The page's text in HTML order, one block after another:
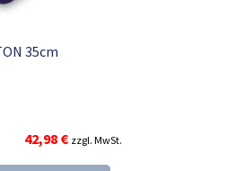
35cm
Ursprünglicher
Preis
42,98 €Aktueller
Preis
zzgl. MwSt.